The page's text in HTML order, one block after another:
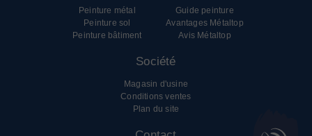
Peinture métal
Peinture sol
Peinture bâtiment
Guide peinture
Avantages Métaltop
Avis Métaltop
Société
Magasin d'usine
Conditions ventes
Plan du site